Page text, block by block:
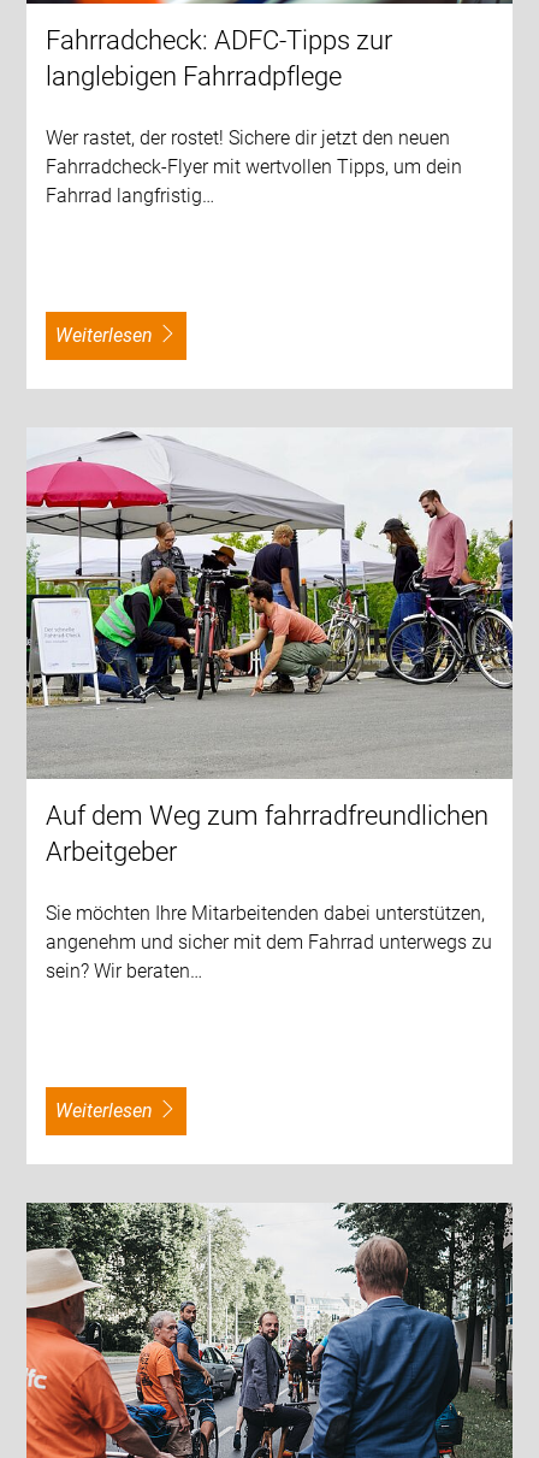
Fahrradcheck: ADFC-Tipps zur
langlebigen Fahrradpflege
Wer rastet, der rostet! Sichere dir jetzt den neuen
Fahrradcheck-Flyer mit wertvollen Tipps, um dein
Fahrrad langfristig…
weiterlesen
Auf dem Weg zum fahrradfreundlichen
Arbeitgeber
Sie möchten Ihre Mitarbeitenden dabei unterstützen,
angenehm und sicher mit dem Fahrrad unterwegs zu
sein? Wir beraten…
weiterlesen